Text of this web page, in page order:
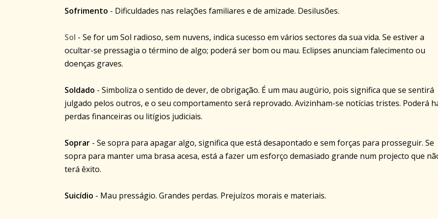
Sofrimento - Dificuldades nas relações familiares e de amizade. Desilusões.
Sol - Se for um Sol radioso, sem nuvens, indica sucesso em vários sectores da sua vida. Se estiver a
ocultar-se pressagia o término de algo; poderá ser bom ou mau. Eclipses anunciam falecimento ou
doenças graves.
Soldado - Simboliza o sentido de dever, de obrigação. É um mau augúrio, pois significa que se sentirá
julgado pelos outros, e o seu comportamento será reprovado. Avizinham-se notícias tristes. Poderá
perdas financeiras ou litígios judiciais.
Soprar - Se sopra para apagar algo, significa que está desapontado e sem forças para prosseguir. Se
sopra para manter uma brasa acesa, está a fazer um esforço demasiado grande num projecto que
terá êxito.
Suicídio - Mau presságio. Grandes perdas. Prejuízos morais e materiais.